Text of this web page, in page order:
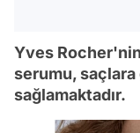
Yves Rocher'nin
serumu, saçlara
sağlamaktadır.